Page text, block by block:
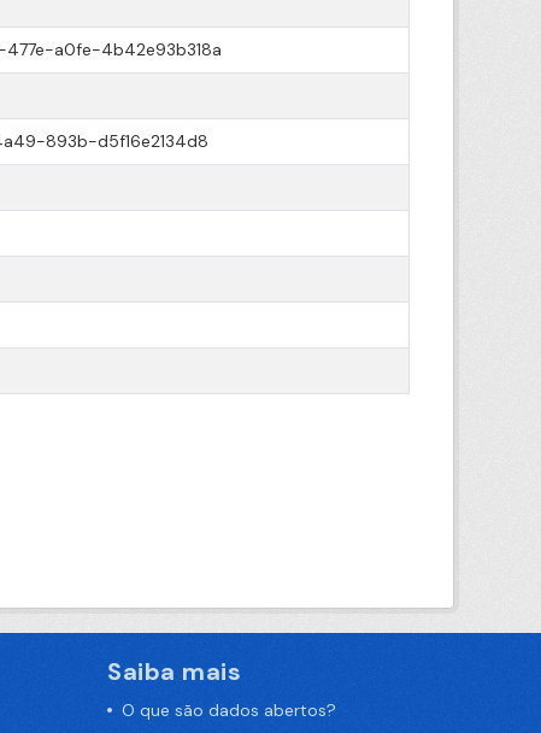
a0fe-4b42e93b318a
893b-d5f16e2134d8
Saiba mais
O que são dados abertos?